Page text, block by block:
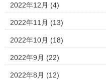
2022年12月 (4)
2022年11月 (13)
2022年10月 (18)
2022年9月 (22)
2022年8月 (12)